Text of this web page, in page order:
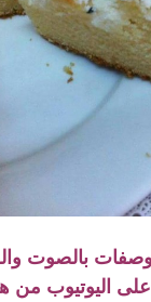
بالصوت
اليوتيوب من